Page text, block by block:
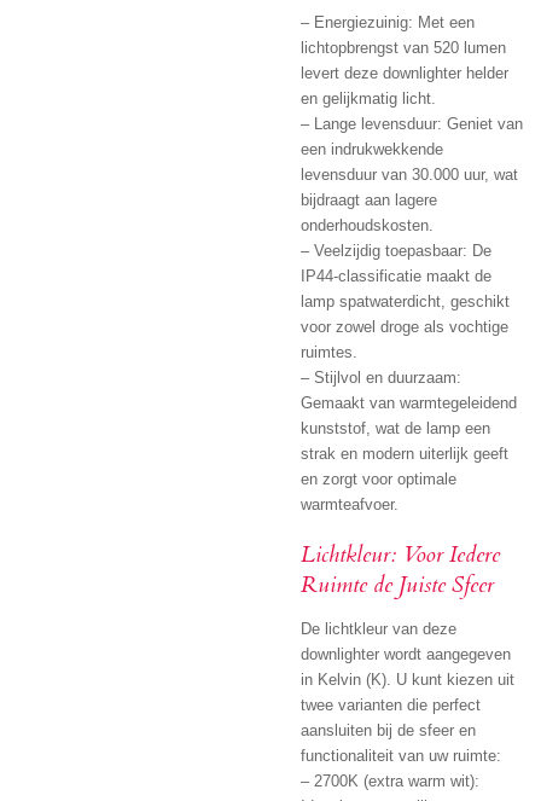
– Energiezuinig: Met een
lichtopbrengst van 520 lumen
levert deze downlighter helder
en gelijkmatig licht.
– Lange levensduur: Geniet van
een indrukwekkende
levensduur van 30.000 uur, wat
bijdraagt aan lagere
onderhoudskosten.
– Veelzijdig toepasbaar: De
IP44-classificatie maakt de
lamp spatwaterdicht, geschikt
voor zowel droge als vochtige
ruimtes.
– Stijlvol en duurzaam:
Gemaakt van warmtegeleidend
kunststof, wat de lamp een
strak en modern uiterlijk geeft
en zorgt voor optimale
warmteafvoer.
Lichtkleur: Voor Iedere
Ruimte de Juiste Sfeer
De lichtkleur van deze
downlighter wordt aangegeven
in Kelvin (K). U kunt kiezen uit
twee varianten die perfect
aansluiten bij de sfeer en
functionaliteit van uw ruimte:
– 2700K (extra warm wit):